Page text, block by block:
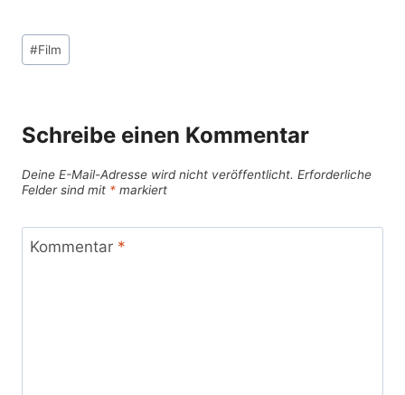
Schlagworte:
#Film
Schreibe einen Kommentar
Deine E-Mail-Adresse wird nicht veröffentlicht. Erforderliche
Felder sind mit * markiert
Kommentar *